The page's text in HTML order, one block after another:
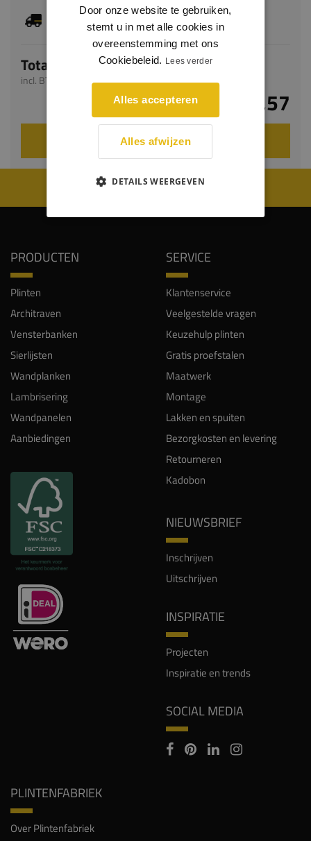
Dit artikel is voorradig, de verwachte levertijd
bedraagt 1-3 werkdagen
Totaal
incl. BTW
€ 23,57
VOEG TOE AAN WINKELWAGEN
WIJ WORDEN BEOORDEELD MET EEN 8.8
PRODUCTEN
Plinten
Architraven
Vensterbanken
Sierlijsten
Wandplanken
Lambrisering
Wandpanelen
Aanbiedingen
SERVICE
Klantenservice
Veelgestelde vragen
Keuzehulp plinten
Gratis proefstalen
Maatwerk
Montage
Lakken en spuiten
Bezorgkosten en levering
Retourneren
Kadobon
NIEUWSBRIEF
Inschrijven
Uitschrijven
INSPIRATIE
Projecten
Inspiratie en trends
SOCIAL MEDIA
PLINTENFABRIEK
Over Plintenfabriek
Door onze website te gebruiken,
stemt u in met alle cookies in
overeenstemming met ons
Cookiebeleid. Lees verder
Alles accepteren
Alles afwijzen
DETAILS WEERGEVEN